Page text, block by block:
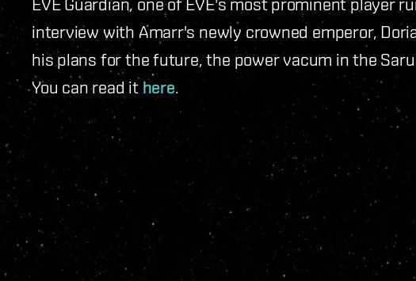
interview with Amarr's newly crowned emperor,
his plans for the future, the power vacum in the
You can read it here.